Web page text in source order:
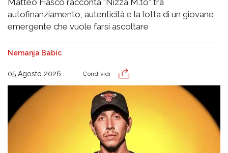
Matteo Fiasco racconta "Nizza M.to" tra
autofinanziamento, autenticità e la lotta di un giovane
emergente che vuole farsi ascoltare
Nemanja Babic
05 Agosto 2026 Condividi